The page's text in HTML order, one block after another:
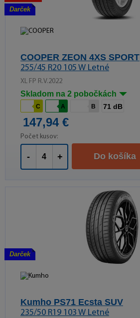
Darček
COOPER ZEON 4XS SPORT
255/45 R20 105 W Letné
XL FP R.V.2022
Skladom na 2 pobočkách
C A B 71 dB
147,94 €
Počet kusov:
- + Do košíka
Darček
Kumho PS71 Ecsta SUV
235/50 R19 103 W Letné